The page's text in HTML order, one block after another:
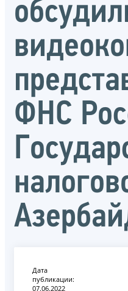
ФНС
Дата
публикации:
07.06.2022